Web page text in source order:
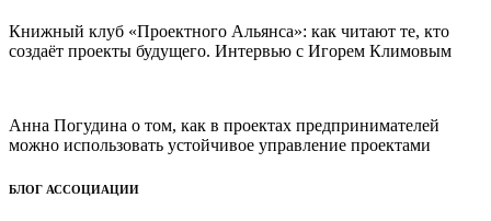
Книжный клуб «Проектного Альянса»: как читают те, кто
создаёт проекты будущего. Интервью с Игорем Климовым
Анна Погудина о том, как в проектах предпринимателей
можно использовать устойчивое управление проектами
БЛОГ АССОЦИАЦИИ